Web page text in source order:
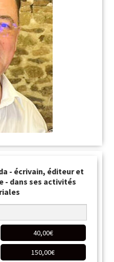
- écrivain, éditeur et
- dans ses activités
40,00€
150,00€